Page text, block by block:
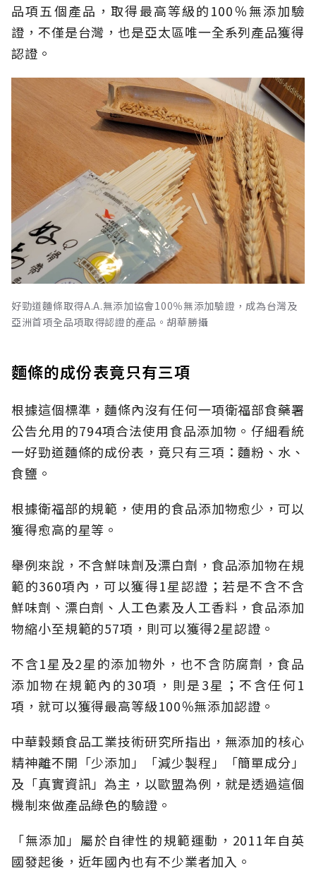
品項五個產品，取得最高等級的100％無添加驗
證，不僅是台灣，也是亞太區唯一全系列產品獲得
認證。
好勁道麵條取得A.A.無添加協會100％無添加驗證，成為台灣及
亞洲首項全品項取得認證的產品。胡華勝攝
麵條的成份表竟只有三項
根據這個標準，麵條內沒有任何一項衛福部食藥署
公告允用的794項合法使用食品添加物。仔細看統
一好勁道麵條的成份表，竟只有三項：麵粉、水、
食鹽。
根據衛福部的規範，使用的食品添加物愈少，可以
獲得愈高的星等。
舉例來說，不含鮮味劑及漂白劑，食品添加物在規
範的360項內，可以獲得1星認證；若是不含不含
鮮味劑、漂白劑、人工色素及人工香料，食品添加
物縮小至規範的57項，則可以獲得2星認證。
不含1星及2星的添加物外，也不含防腐劑，食品
添加物在規範內的30項，則是3星；不含任何1
項，就可以獲得最高等級100％無添加認證。
中華穀類食品工業技術研究所指出，無添加的核心
精神離不開「少添加」「減少製程」「簡單成分」
及「真實資訊」為主，以歐盟為例，就是透過這個
機制來做產品綠色的驗證。
「無添加」屬於自律性的規範運動，2011年自英
國發起後，近年國內也有不少業者加入。